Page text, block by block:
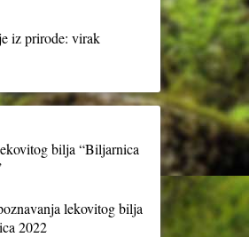
iz prirode: virak
bilja “Biljarnica
lekovitog bilja
2022